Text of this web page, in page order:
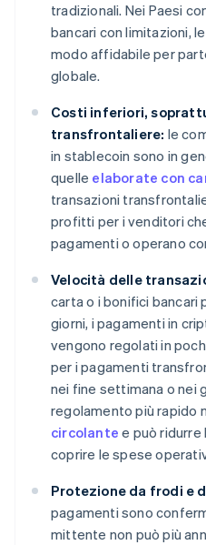
tradizionali. Nei Paesi
bancari con limitazioni,
modo affidabile per
globale.
Costi inferiori,
transfrontaliere: le
in stablecoin sono in
quelle elaborate con
transazioni
profitti per i venditori
pagamenti o operano
Velocità delle
carta o i bonifici bancari
giorni, i pagamenti in
vengono regolati in
per i pagamenti
nei fine settimana o nei
regolamento più rapido
circolante e può
coprire le spese
Protezione da frodi e
pagamenti sono
mittente non può più